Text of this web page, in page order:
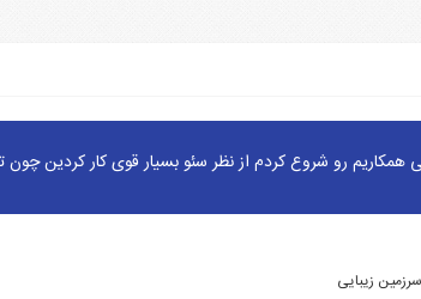
رو شروع کردم از نظر سئو بسیار قوی کار کردین
زیبایی